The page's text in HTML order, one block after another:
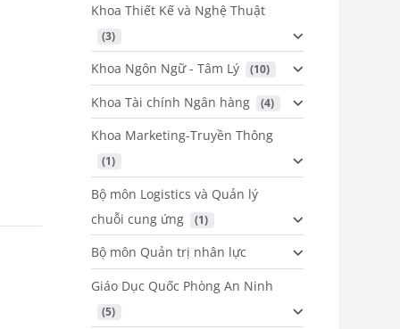
Khoa Thiết Kế và Nghệ Thuật
(3)
Khoa Ngôn Ngữ - Tâm Lý (10)
Khoa Tài chính Ngân hàng (4)
Khoa Marketing-Truyền Thông
(1)
Bộ môn Logistics và Quản lý
chuỗi cung ứng
(1)
Bộ môn Quản trị nhân lực
Giáo Dục Quốc Phòng An Ninh
(5)